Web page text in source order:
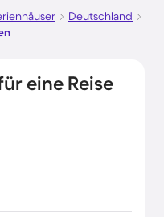
Deutschland
eine Reise